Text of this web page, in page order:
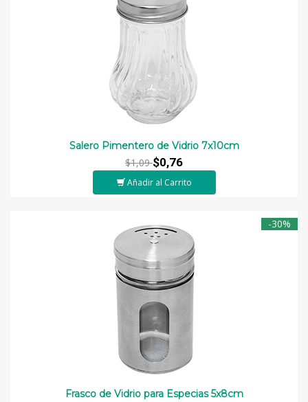
Salero Pimentero de Vidrio 7x10cm
$1,09$0,76
Añadir al Carrito
-30%
Frasco de Vidrio para Especias 5x8cm